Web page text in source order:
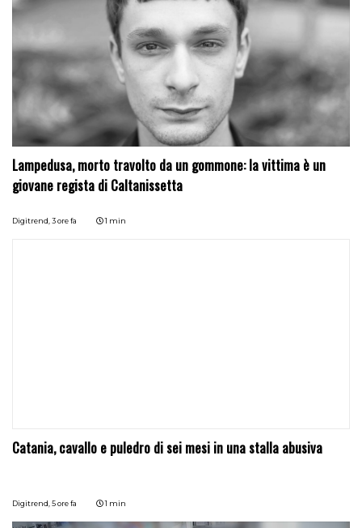
Lampedusa, morto travolto da un gommone: la vittima è un
giovane regista di Caltanissetta
Digitrend,3 ore fa 1 min
Catania, cavallo e puledro di sei mesi in una stalla abusiva
Digitrend,5 ore fa 1 min